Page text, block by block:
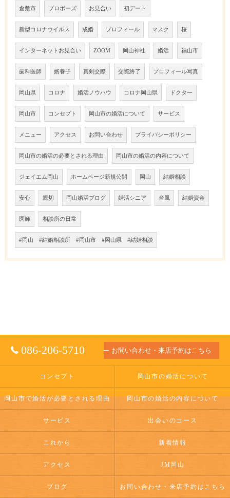
倉敷市 プロポーズ お見合い 初デート
新型コロナウイルス 成婚 プロフィール マスク 桜
インターネットお見合い ZOOM 岡山神社 婚活 福山市
歯科医師 婿養子 真剣交際 交際終了 プロフィール写真
岡山県 コロナ 婚活ノウハウ コロナ岡山県 ドクター
岡山市 コンセプト 岡山市の婚活について サービス
メニュー アクセス お問い合わせ プライバシーポリシー
岡山市の婚活の必要とされる理由 岡山市の婚活の内容について
ジェイエム岡山 ホームページ新規公開 岡山 結婚相談
安心 親切 岡山婚活ブログ 婚活シニア 台風 結婚資金
医師 相談所の日常
#岡山 #結婚相談所 #岡山市 #岡山県 #結婚相談
086-206-5710 お問い合わせ・来店予約はこちら
コンセプト 岡山市の婚活について
岡山市で婚活が必要とされる理由 岡山市の婚活の内容について
サービス 出会いのコース
これから 新着情報
アクセス JM岡山
ブログ お問い合わせ・来店予約はこちら